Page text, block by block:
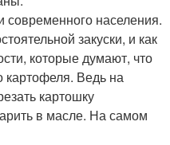
населения.
закуски, и как
которые думают, что
картофеля. Ведь на
картошку
в масле. На самом